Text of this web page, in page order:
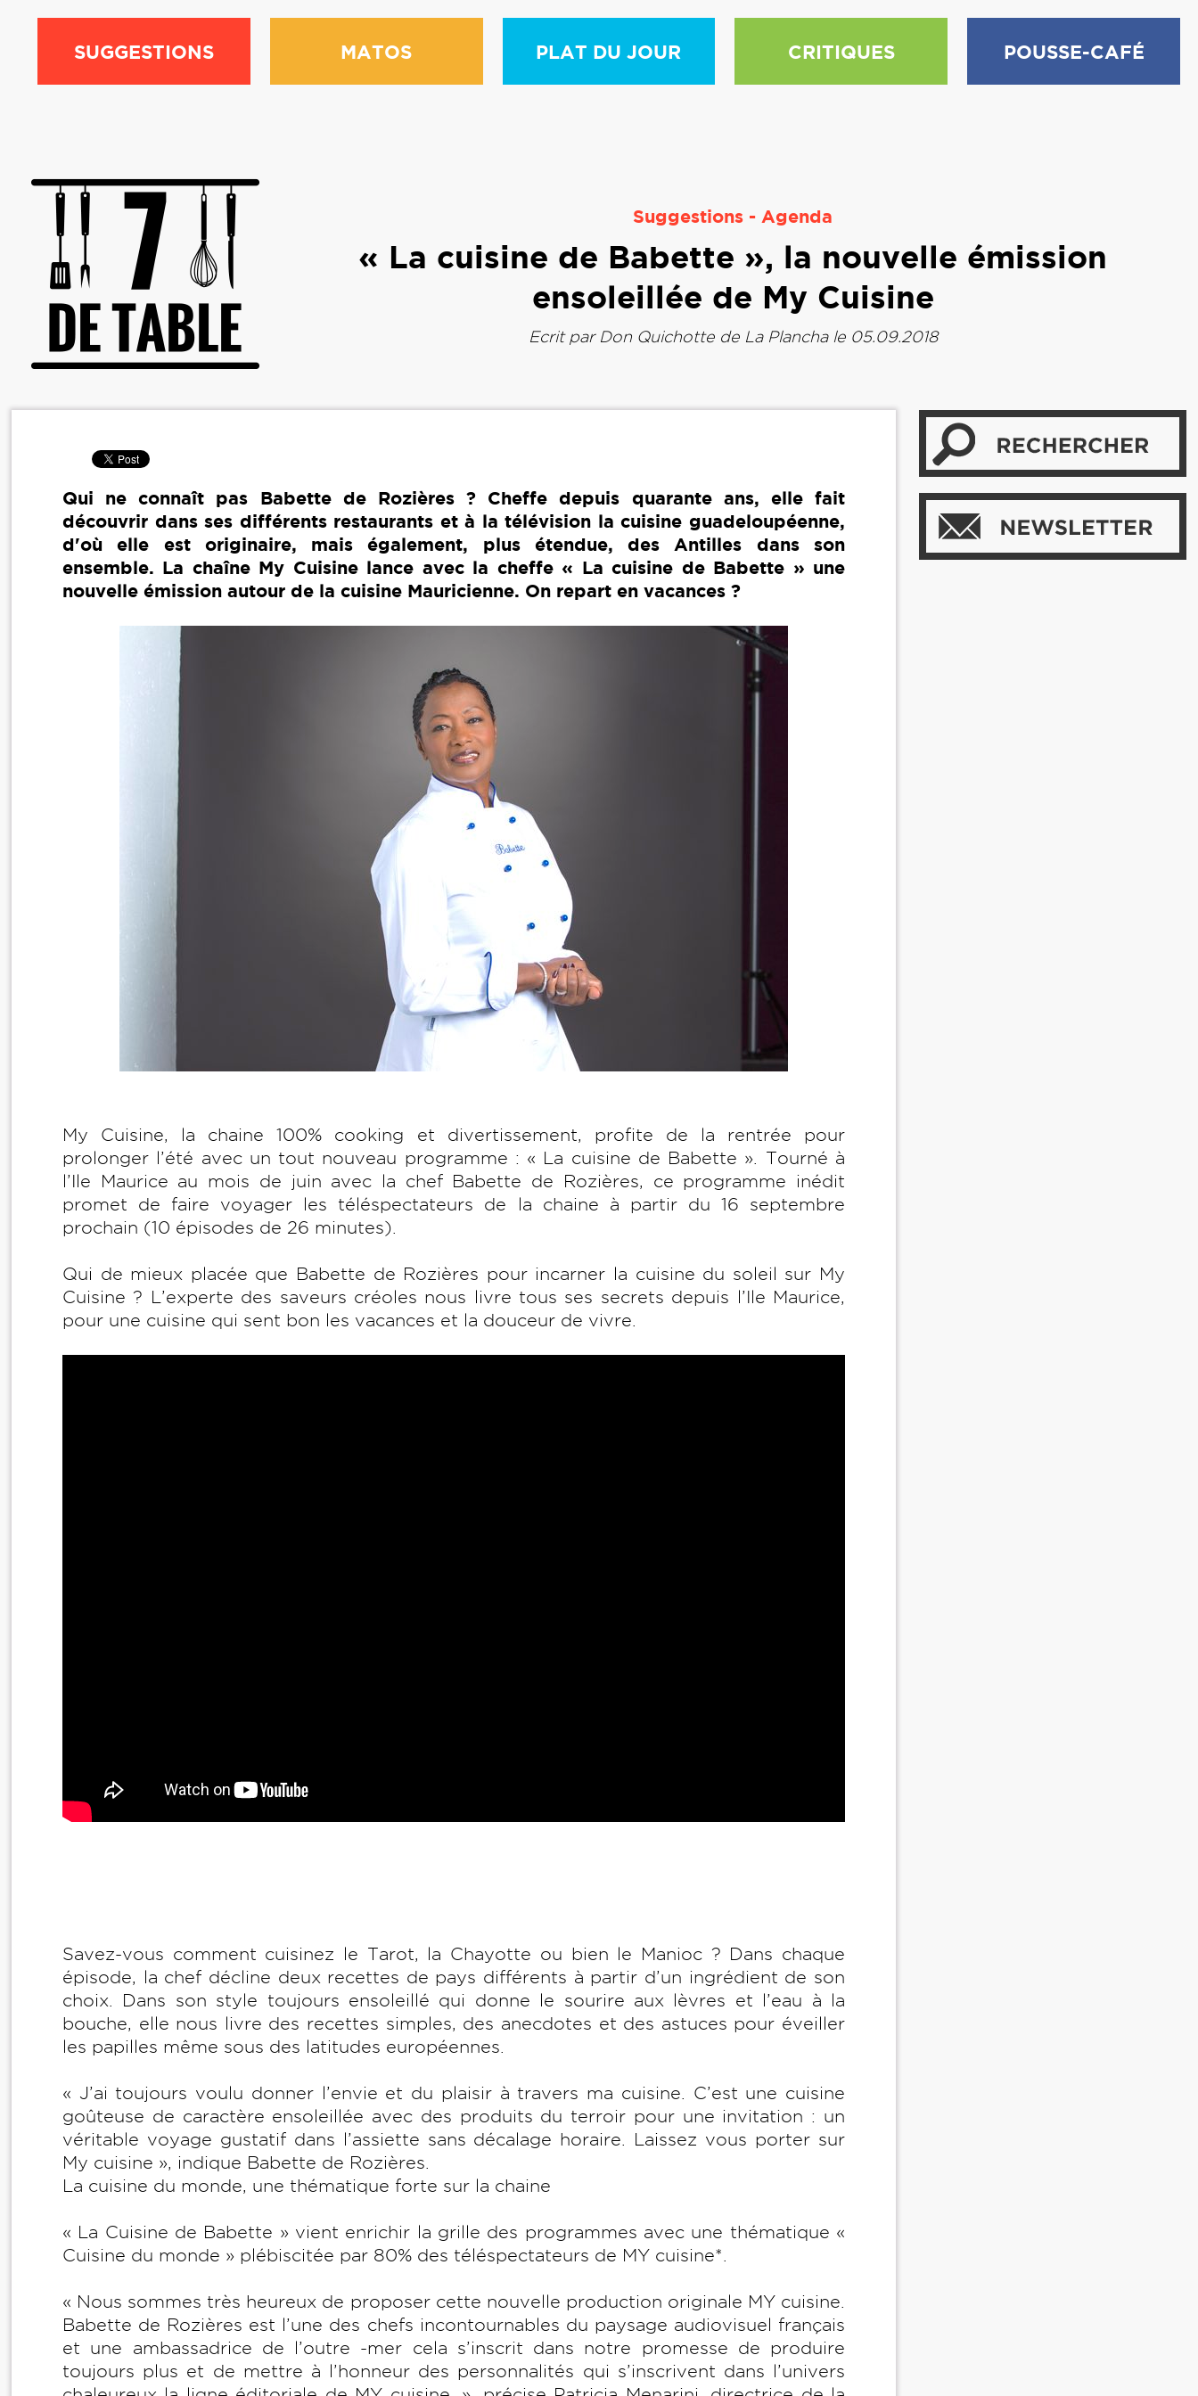
SUGGESTIONS MATOS PLAT DU JOUR CRITIQUES POUSSE-CAFÉ
Suggestions - Agenda
« La cuisine de Babette », la nouvelle émission
ensoleillée de My Cuisine
Ecrit par Don Quichotte de La Planchale 05.09.2018
Qui ne connaît pas Babette de Rozières ? Cheffe depuis quarante ans, elle fait
découvrir dans ses différents restaurants et à la télévision la cuisine guadeloupéenne,
d'où elle est originaire, mais également, plus étendue, des Antilles dans son
ensemble. La chaîne My Cuisine lance avec la cheffe « La cuisine de Babette » une
nouvelle émission autour de la cuisine Mauricienne. On repart en vacances ?
My Cuisine, la chaine 100% cooking et divertissement, profite de la rentrée pour
prolonger l’été avec un tout nouveau programme : « La cuisine de Babette ». Tourné à
l’Ile Maurice au mois de juin avec la chef Babette de Rozières, ce programme inédit
promet de faire voyager les téléspectateurs de la chaine à partir du 16 septembre
prochain (10 épisodes de 26 minutes).
Qui de mieux placée que Babette de Rozières pour incarner la cuisine du soleil sur My
Cuisine ? L’experte des saveurs créoles nous livre tous ses secrets depuis l’Ile Maurice,
pour une cuisine qui sent bon les vacances et la douceur de vivre.
Savez-vous comment cuisinez le Tarot, la Chayotte ou bien le Manioc ? Dans chaque
épisode, la chef décline deux recettes de pays différents à partir d’un ingrédient de son
choix. Dans son style toujours ensoleillé qui donne le sourire aux lèvres et l’eau à la
bouche, elle nous livre des recettes simples, des anecdotes et des astuces pour éveiller
les papilles même sous des latitudes européennes.
« J’ai toujours voulu donner l’envie et du plaisir à travers ma cuisine. C’est une cuisine
goûteuse de caractère ensoleillée avec des produits du terroir pour une invitation : un
véritable voyage gustatif dans l’assiette sans décalage horaire. Laissez vous porter sur
My cuisine », indique Babette de Rozières.
La cuisine du monde, une thématique forte sur la chaine
« La Cuisine de Babette » vient enrichir la grille des programmes avec une thématique «
Cuisine du monde » plébiscitée par 80% des téléspectateurs de MY cuisine*.
« Nous sommes très heureux de proposer cette nouvelle production originale MY cuisine.
Babette de Rozières est l’une des chefs incontournables du paysage audiovisuel français
et une ambassadrice de l’outre -mer cela s’inscrit dans notre promesse de produire
toujours plus et de mettre à l’honneur des personnalités qui s’inscrivent dans l’univers